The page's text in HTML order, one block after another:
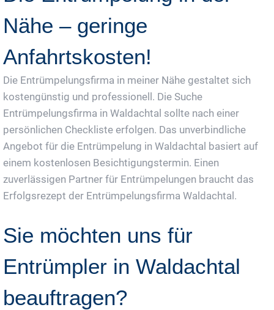
Nähe – geringe
Anfahrtskosten!
Die Entrümpelungsfirma in meiner Nähe gestaltet sich
kostengünstig und professionell. Die Suche
Entrümpelungsfirma in Waldachtal sollte nach einer
persönlichen Checkliste erfolgen. Das unverbindliche
Angebot für die Entrümpelung in Waldachtal basiert auf
einem kostenlosen Besichtigungstermin. Einen
zuverlässigen Partner für Entrümpelungen braucht das
Erfolgsrezept der Entrümpelungsfirma Waldachtal.
Sie möchten uns für
Entrümpler in Waldachtal
beauftragen?